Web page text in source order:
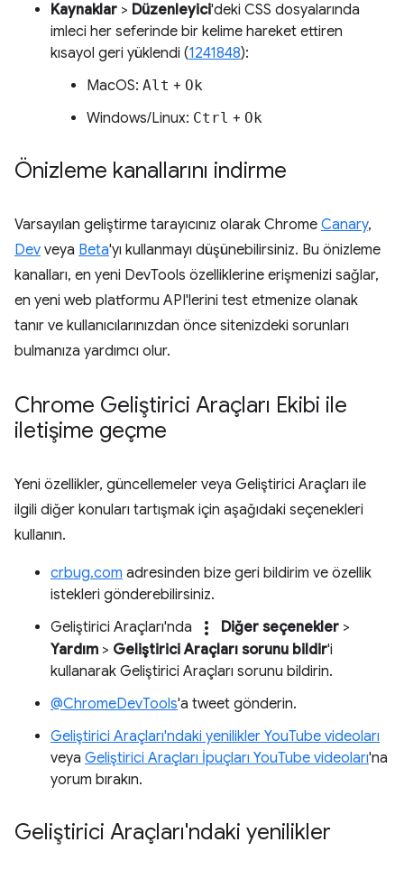
Kaynaklar > Düzenleyici'deki CSS dosyalarında
imleci her seferinde bir kelime hareket ettiren
kısayol geri yüklendi (1241848):
MacOS: Alt + Ok
Windows/Linux: Ctrl + Ok
Önizleme kanallarını indirme
Varsayılan geliştirme tarayıcınız olarak Chrome Canary,
Dev veya Beta'yı kullanmayı düşünebilirsiniz. Bu önizleme
kanalları, en yeni DevTools özelliklerine erişmenizi sağlar,
en yeni web platformu API'lerini test etmenize olanak
tanır ve kullanıcılarınızdan önce sitenizdeki sorunları
bulmanıza yardımcı olur.
Chrome Geliştirici Araçları Ekibi ile
iletişime geçme
Yeni özellikler, güncellemeler veya Geliştirici Araçları ile
ilgili diğer konuları tartışmak için aşağıdaki seçenekleri
kullanın.
crbug.com adresinden bize geri bildirim ve özellik
istekleri gönderebilirsiniz.
Geliştirici Araçları'nda
more_vert Diğer seçenekler >
Yardım > Geliştirici Araçları sorunu bildir'i
kullanarak Geliştirici Araçları sorunu bildirin.
@ChromeDevTools'a tweet gönderin.
Geliştirici Araçları'ndaki yenilikler YouTube videoları
veya Geliştirici Araçları İpuçları YouTube videoları'na
yorum bırakın.
Geliştirici Araçları'ndaki yenilikler